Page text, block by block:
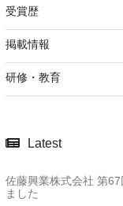
受賞歴
掲載情報
研修・教育
Latest
佐藤興業株式会社 第
ました